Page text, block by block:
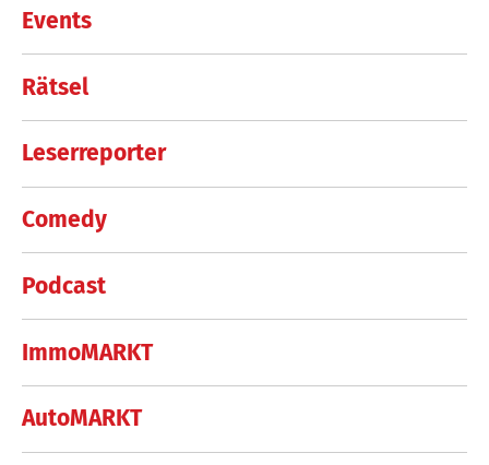
Events
Rätsel
Leserreporter
Comedy
Podcast
ImmoMARKT
AutoMARKT